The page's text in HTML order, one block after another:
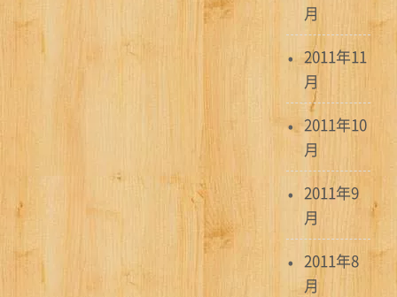
月
2011年11
月
2011年10
月
2011年9
月
2011年8
月